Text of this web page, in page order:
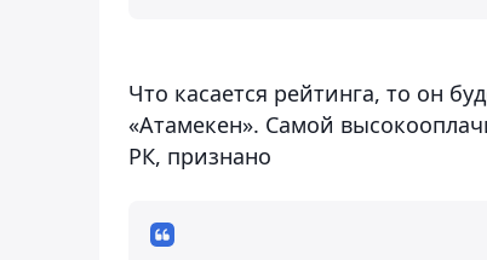
Что касается рейтинга, то он
«Атамекен». Самой
РК, признано